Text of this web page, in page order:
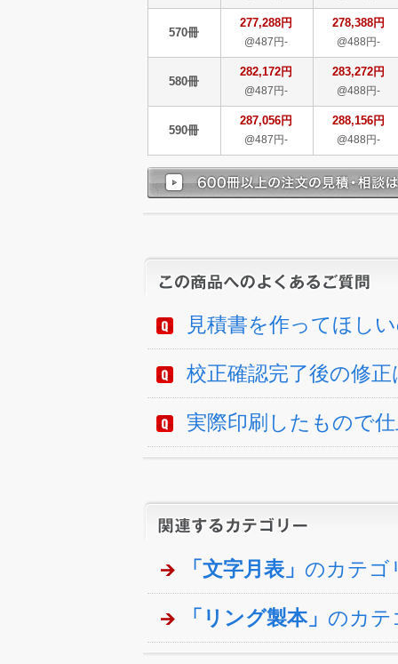
570冊
277,288円
@487円-
278,388円
@488円-
580冊
282,172円
@487円-
283,272円
@488円-
590冊
287,056円
@487円-
288,156円
@488円-
見積書を作ってほし
校正確認完了後の修
実際印刷したもので
「文字月表」 のカテゴ
「リング製本」 のカテ